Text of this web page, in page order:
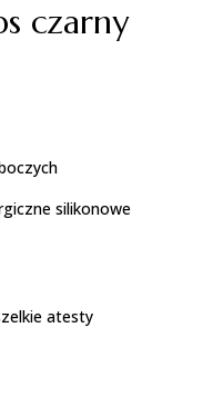
czarny
silikonowe
atesty